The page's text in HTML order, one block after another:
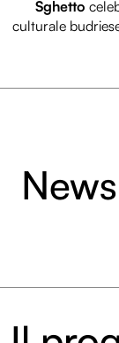
Sghetto
culturale
News